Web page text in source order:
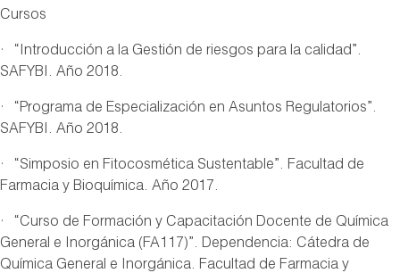
Cursos
· “Introducción a la Gestión de riesgos para la calidad”.
SAFYBI. Año 2018.
· “Programa de Especialización en Asuntos Regulatorios”.
SAFYBI. Año 2018.
· “Simposio en Fitocosmética Sustentable”. Facultad de
Farmacia y Bioquímica. Año 2017.
· “Curso de Formación y Capacitación Docente de Química
General e Inorgánica (FA117)”. Dependencia: Cátedra de
Química General e Inorgánica. Facultad de Farmacia y